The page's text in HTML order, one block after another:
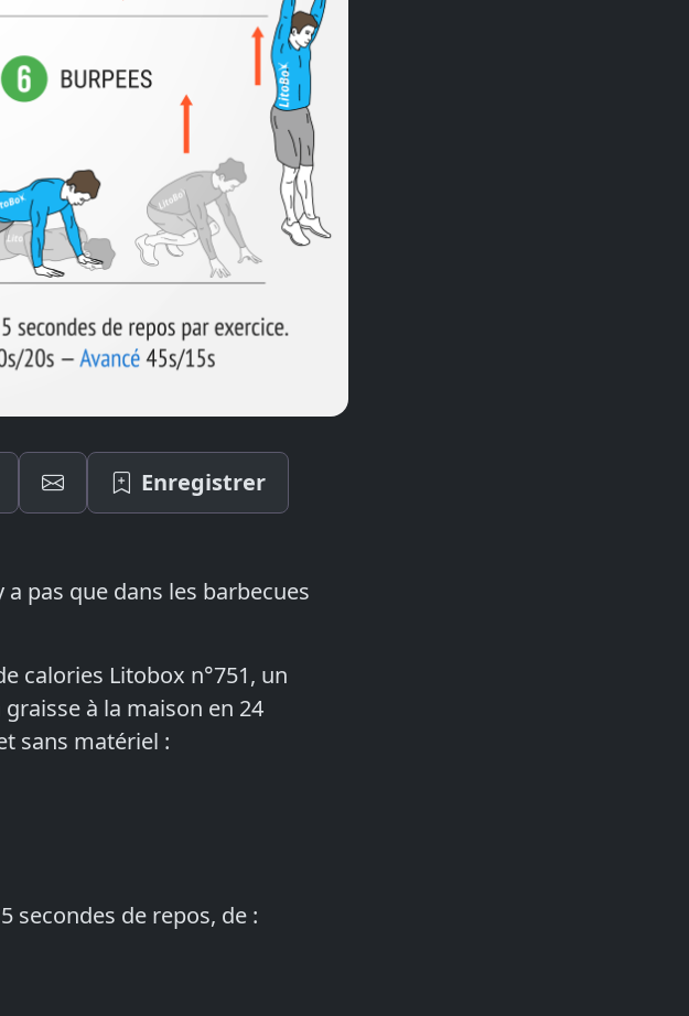
Enregistrer
a pas que dans les barbecues
calories Litobox n°751, un
à la maison en 24
sans matériel :
secondes de repos, de :